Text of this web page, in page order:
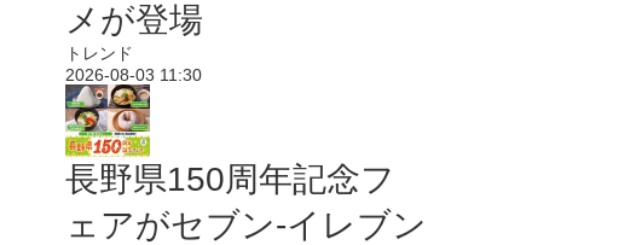
メが登場
トレンド
2026-08-03 11:30
長野県150周年記念フ
ェアがセブン-イレブン